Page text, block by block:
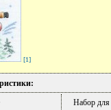
[1]
Набор